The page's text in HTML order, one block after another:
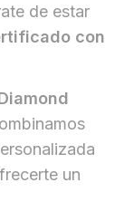
de estar
con
un